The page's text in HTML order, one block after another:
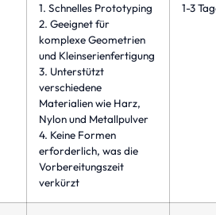
1. Schnelles Prototyping
2. Geeignet für
komplexe Geometrien
und Kleinserienfertigung
3. Unterstützt
verschiedene
Materialien wie Harz,
Nylon und Metallpulver
4. Keine Formen
erforderlich, was die
Vorbereitungszeit
verkürzt
1-3